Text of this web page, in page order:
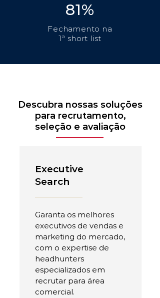
81%
Fechamento na
1ª short list
Descubra nossas soluções
para recrutamento,
seleção e avaliação
Executive
Search
Garanta os melhores
executivos de vendas e
marketing do mercado,
com o expertise de
headhunters
especializados em
recrutar para área
comercial.